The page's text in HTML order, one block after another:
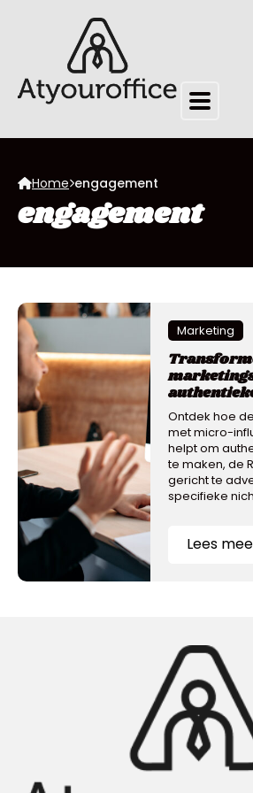
Home engagement
engagement
Marketing
Ontdek hoe
met micro-
helpt om
te maken, de
gericht te
specifieke
Lees